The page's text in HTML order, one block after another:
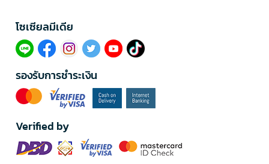
โซเซียลมีเดีย​
รองรับการชำระเงิน
Verified by